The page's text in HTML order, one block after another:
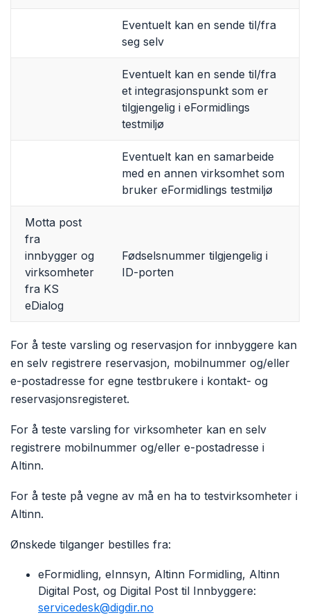
Eventuelt kan en sende til/fra
seg selv
Eventuelt kan en sende til/fra
et integrasjonspunkt som er
tilgjengelig i eFormidlings
testmiljø
Eventuelt kan en samarbeide
med en annen virksomhet som
bruker eFormidlings testmiljø
Motta post
fra
innbygger og
virksomheter
fra KS
eDialog
Fødselsnummer tilgjengelig i
ID-porten
For å teste varsling og reservasjon for innbyggere kan
en selv registrere reservasjon, mobilnummer og/eller
e-postadresse for egne testbrukere i kontakt- og
reservasjonsregisteret.
For å teste varsling for virksomheter kan en selv
registrere mobilnummer og/eller e-postadresse i
Altinn.
For å teste på vegne av må en ha to testvirksomheter i
Altinn.
Ønskede tilganger bestilles fra:
eFormidling, eInnsyn, Altinn Formidling, Altinn
Digital Post, og Digital Post til Innbyggere:
servicedesk@digdir.no